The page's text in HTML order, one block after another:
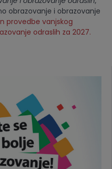
obrazovanje i obrazovanje
provedbe vanjskog
odraslih za 2027.